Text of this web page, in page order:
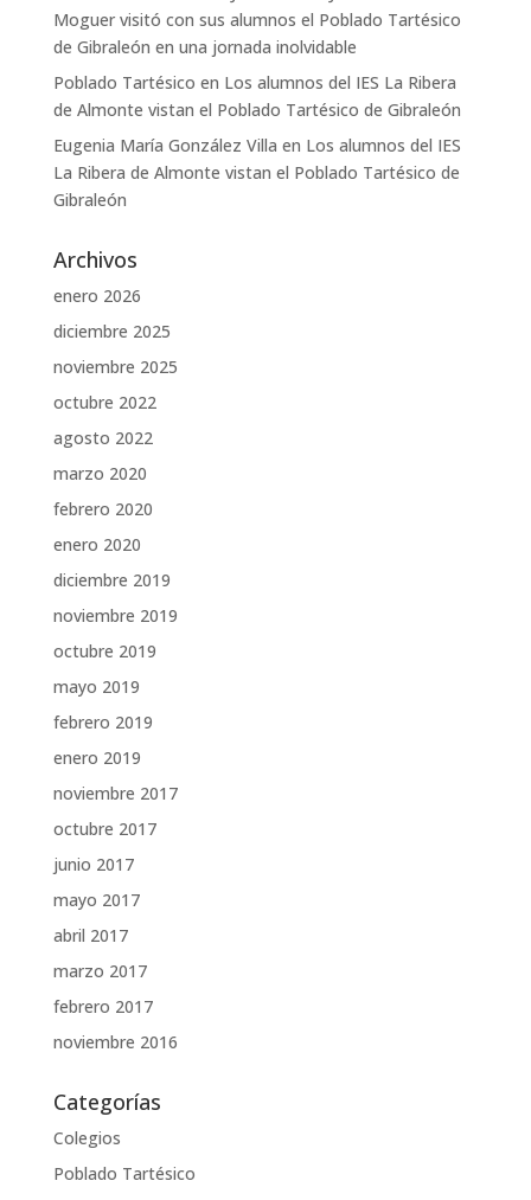
Moguer visitó con sus alumnos el Poblado Tartésico
de Gibraleón en una jornada inolvidable
Poblado Tartésico en Los alumnos del IES La Ribera
de Almonte vistan el Poblado Tartésico de Gibraleón
Eugenia María González Villa en Los alumnos del IES
La Ribera de Almonte vistan el Poblado Tartésico de
Gibraleón
Archivos
enero 2026
diciembre 2025
noviembre 2025
octubre 2022
agosto 2022
marzo 2020
febrero 2020
enero 2020
diciembre 2019
noviembre 2019
octubre 2019
mayo 2019
febrero 2019
enero 2019
noviembre 2017
octubre 2017
junio 2017
mayo 2017
abril 2017
marzo 2017
febrero 2017
noviembre 2016
Categorías
Colegios
Poblado Tartésico